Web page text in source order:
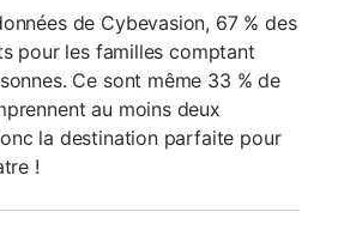
de Cybevasion, 67 % des
pour les familles comptant
Ce sont même 33 % de
au moins deux
la destination parfaite pour
!